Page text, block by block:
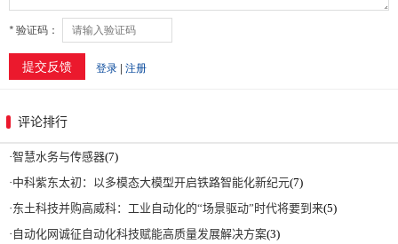
评论排行
·智慧水务与传感器(7)
·中科紫东太初：以多模态大模型开启铁路智能化新纪元(7)
·东土科技并购高威科：工业自动化的“场景驱动”时代将要到来(5)
· 自动化网诚征自动化科技赋能高质量发展解决方案(3)